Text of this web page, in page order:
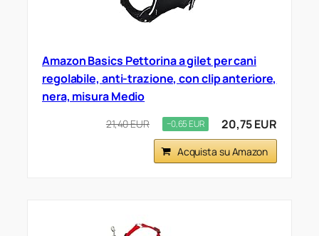
Amazon Basics Pettorina a gilet per cani
regolabile, anti-trazione, con clip anteriore,
nera, misura Medio
21,40 EUR −0,65 EUR 20,75 EUR
Acquista su Amazon